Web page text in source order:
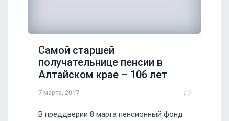
Самой старшей
получательнице пенсии в
Алтайском крае – 106 лет
7 марта, 2017
В преддверии 8 марта пенсионный фонд